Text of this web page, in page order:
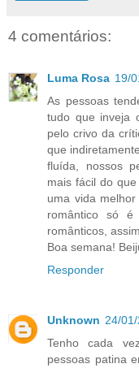
4 comentários:
Luma Rosa 19/
As pessoas
tudo que inveja
pelo crivo da
que
fluída, nossos
mais fácil do
uma vida
romântico só é
românticos,
Boa semana!
Responder
Unknown 24/
Tenho cada
pessoas patina